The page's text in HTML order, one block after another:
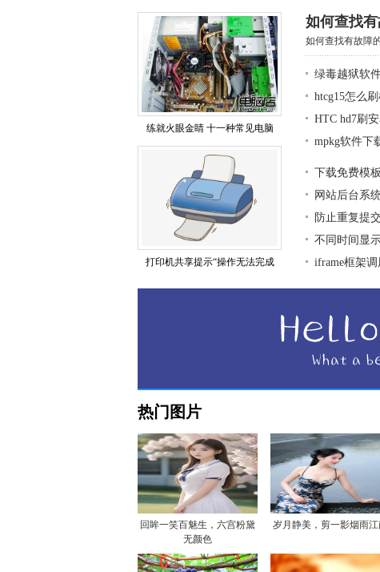
练就火眼金睛 十一种常见电脑
打印机共享提示“操作无法完成
如何查找
如何查找有故障
绿毒越狱软
htcg15怎么
HTC hd7刷
mpkg软件下
下载免费模
网站后台系
防止重复提
不同时间显
iframe框架
热门图片
回眸一笑百魅生，六宫粉黛
无颜色
岁月静美，剪一影烟雨